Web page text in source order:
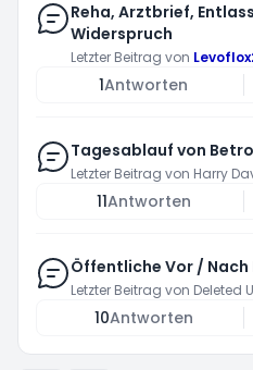
Reha, Arztbrief,
Widerspruch
Letzter Beitrag von
1Antworten
Tagesablauf von
Letzter Beitrag von Harry
11Antworten
Öffentliche Vor /
Letzter Beitrag von Deleted
10Antworten